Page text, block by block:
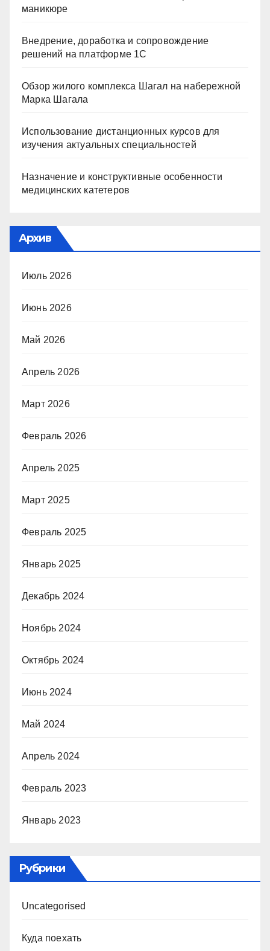
маникюре
Внедрение, доработка и сопровождение
решений на платформе 1С
Обзор жилого комплекса Шагал на набережной
Марка Шагала
Использование дистанционных курсов для
изучения актуальных специальностей
Назначение и конструктивные особенности
медицинских катетеров
Архив
Июль 2026
Июнь 2026
Май 2026
Апрель 2026
Март 2026
Февраль 2026
Апрель 2025
Март 2025
Февраль 2025
Январь 2025
Декабрь 2024
Ноябрь 2024
Октябрь 2024
Июнь 2024
Май 2024
Апрель 2024
Февраль 2023
Январь 2023
Рубрики
Uncategorised
Куда поехать